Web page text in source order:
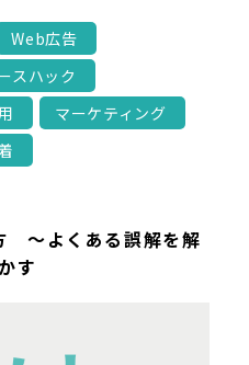
Web広告
スハック
マーケティング
～よくある誤解を解
す